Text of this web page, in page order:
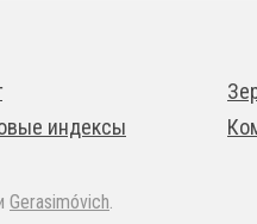
индексы
Gerasimóvich.